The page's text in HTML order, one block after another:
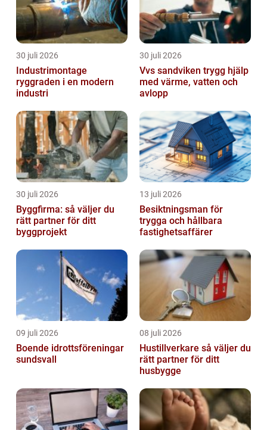
30 juli 2026
Industrimontage
ryggraden i en modern
industri
30 juli 2026
Vvs sandviken trygg hjälp
med värme, vatten och
avlopp
30 juli 2026
Byggfirma: så väljer du
rätt partner för ditt
byggprojekt
13 juli 2026
Besiktningsman för
trygga och hållbara
fastighetsaffärer
09 juli 2026
Boende idrottsföreningar
sundsvall
08 juli 2026
Hustillverkare så väljer du
rätt partner för ditt
husbygge